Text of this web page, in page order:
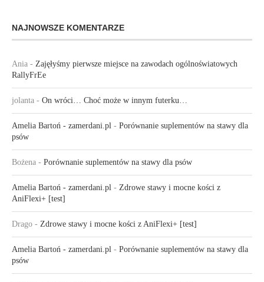
NAJNOWSZE KOMENTARZE
Ania - Zajęłyśmy pierwsze miejsce na zawodach ogólnoświatowych
RallyFrEe
jolanta - On wróci… Choć może w innym futerku…
Amelia Bartoń - zamerdani.pl - Porównanie suplementów na stawy dla
psów
Bożena - Porównanie suplementów na stawy dla psów
Amelia Bartoń - zamerdani.pl - Zdrowe stawy i mocne kości z
AniFlexi+ [test]
Drago - Zdrowe stawy i mocne kości z AniFlexi+ [test]
Amelia Bartoń - zamerdani.pl - Porównanie suplementów na stawy dla
psów